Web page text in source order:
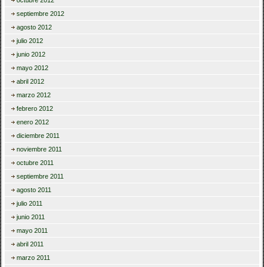
septiembre 2012
agosto 2012
julio 2012
junio 2012
mayo 2012
abril 2012
marzo 2012
febrero 2012
enero 2012
diciembre 2011
noviembre 2011
octubre 2011
septiembre 2011
agosto 2011
julio 2011
junio 2011
mayo 2011
abril 2011
marzo 2011